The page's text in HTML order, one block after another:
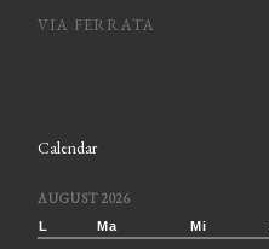
VIA FERRATA
Calendar
AUGUST 2026
L Ma Mi